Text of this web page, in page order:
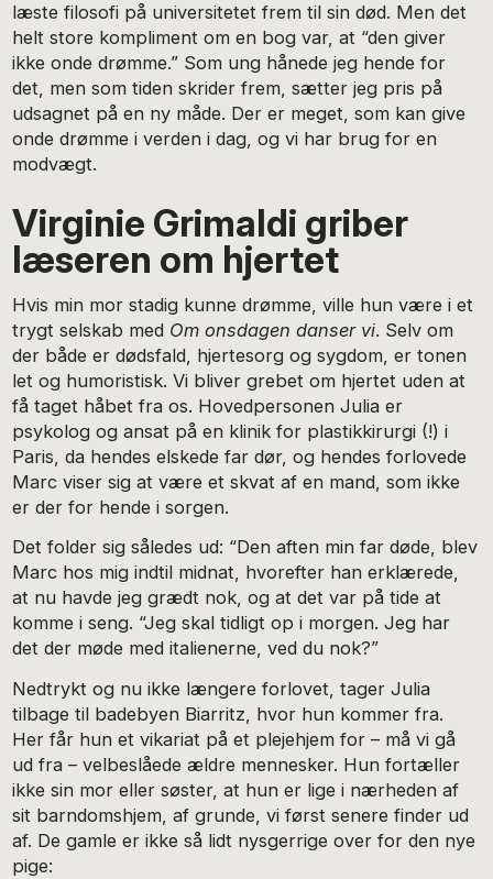
læste filosofi på universitetet frem til sin død. Men det
helt store kompliment om en bog var, at “den giver
ikke onde drømme.” Som ung hånede jeg hende for
det, men som tiden skrider frem, sætter jeg pris på
udsagnet på en ny måde. Der er meget, som kan give
onde drømme i verden i dag, og vi har brug for en
modvægt.
Virginie Grimaldi griber
læseren om hjertet
Hvis min mor stadig kunne drømme, ville hun være i et
trygt selskab med Om onsdagen danser vi. Selv om
der både er dødsfald, hjertesorg og sygdom, er tonen
let og humoristisk. Vi bliver grebet om hjertet uden at
få taget håbet fra os. Hovedpersonen Julia er
psykolog og ansat på en klinik for plastikkirurgi (!) i
Paris, da hendes elskede far dør, og hendes forlovede
Marc viser sig at være et skvat af en mand, som ikke
er der for hende i sorgen.
Det folder sig således ud: “Den aften min far døde, blev
Marc hos mig indtil midnat, hvorefter han erklærede,
at nu havde jeg grædt nok, og at det var på tide at
komme i seng. “Jeg skal tidligt op i morgen. Jeg har
det der møde med italienerne, ved du nok?”
Nedtrykt og nu ikke længere forlovet, tager Julia
tilbage til badebyen Biarritz, hvor hun kommer fra.
Her får hun et vikariat på et plejehjem for – må vi gå
ud fra – velbeslåede ældre mennesker. Hun fortæller
ikke sin mor eller søster, at hun er lige i nærheden af
sit barndomshjem, af grunde, vi først senere finder ud
af. De gamle er ikke så lidt nysgerrige over for den nye
pige: